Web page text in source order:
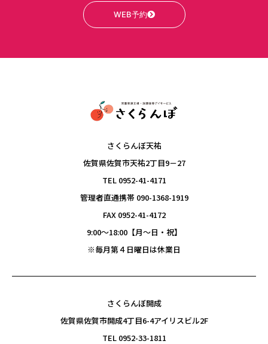
WEB予約
さくらんぼ天祐
佐賀県佐賀市天祐2丁目9－27
TEL 0952-41-4171
管理者直通携帯 090-1368-1919
FAX 0952-41-4172
9:00〜18:00【月～日・祝】
※毎月第４日曜日は休業日
さくらんぼ開成
佐賀県佐賀市開成4丁目6-4アイリスビル2F
TEL 0952-33-1811